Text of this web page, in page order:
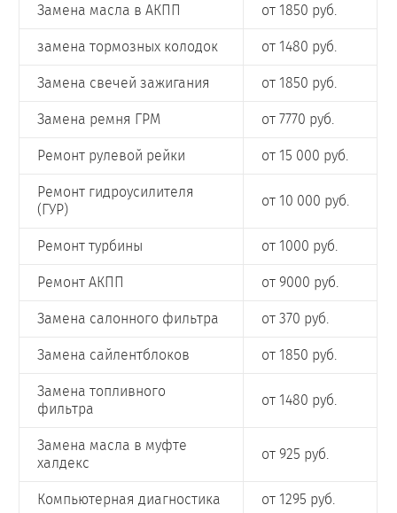
Замена масла в АКПП от 1850 руб.
замена тормозных колодок от 1480 руб.
Замена свечей зажигания от 1850 руб.
Замена ремня ГРМ от 7770 руб.
Ремонт рулевой рейки от 15 000 руб.
Ремонт гидроусилителя
(ГУР)
от 10 000 руб.
Ремонт турбины от 1000 руб.
Ремонт АКПП от 9000 руб.
Замена салонного фильтра от 370 руб.
Замена сайлентблоков от 1850 руб.
Замена топливного
фильтра
от 1480 руб.
Замена масла в муфте
халдекс
от 925 руб.
Компьютерная диагностика от 1295 руб.